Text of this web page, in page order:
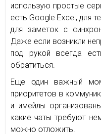
использую простые
есть Google Excel, для
для заметок с
Даже если возникли
под рукой всегда
обратиться.
Еще один важный
приоритетов в
и имейлы
какие чаты требуют
можно отложить.